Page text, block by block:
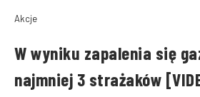
Akcje
W wyniku zapalenia się
najmniej 3 strażaków